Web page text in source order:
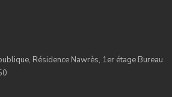
Résidence Nawrès, 1er étage Bureau